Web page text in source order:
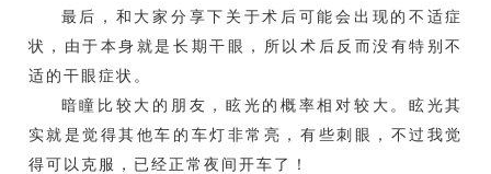
最后，和大家分享下 关于术后可能会出现的不适症
状，由于本身就是长期干眼，所以术后反而没有特别不
适的干眼症状。
暗瞳比较大的朋友，眩光的概率相对较大。眩光其
实就是觉得其他车的车灯非常亮，有些刺眼，不过我觉
得可以克服，已经正常夜间开车了！